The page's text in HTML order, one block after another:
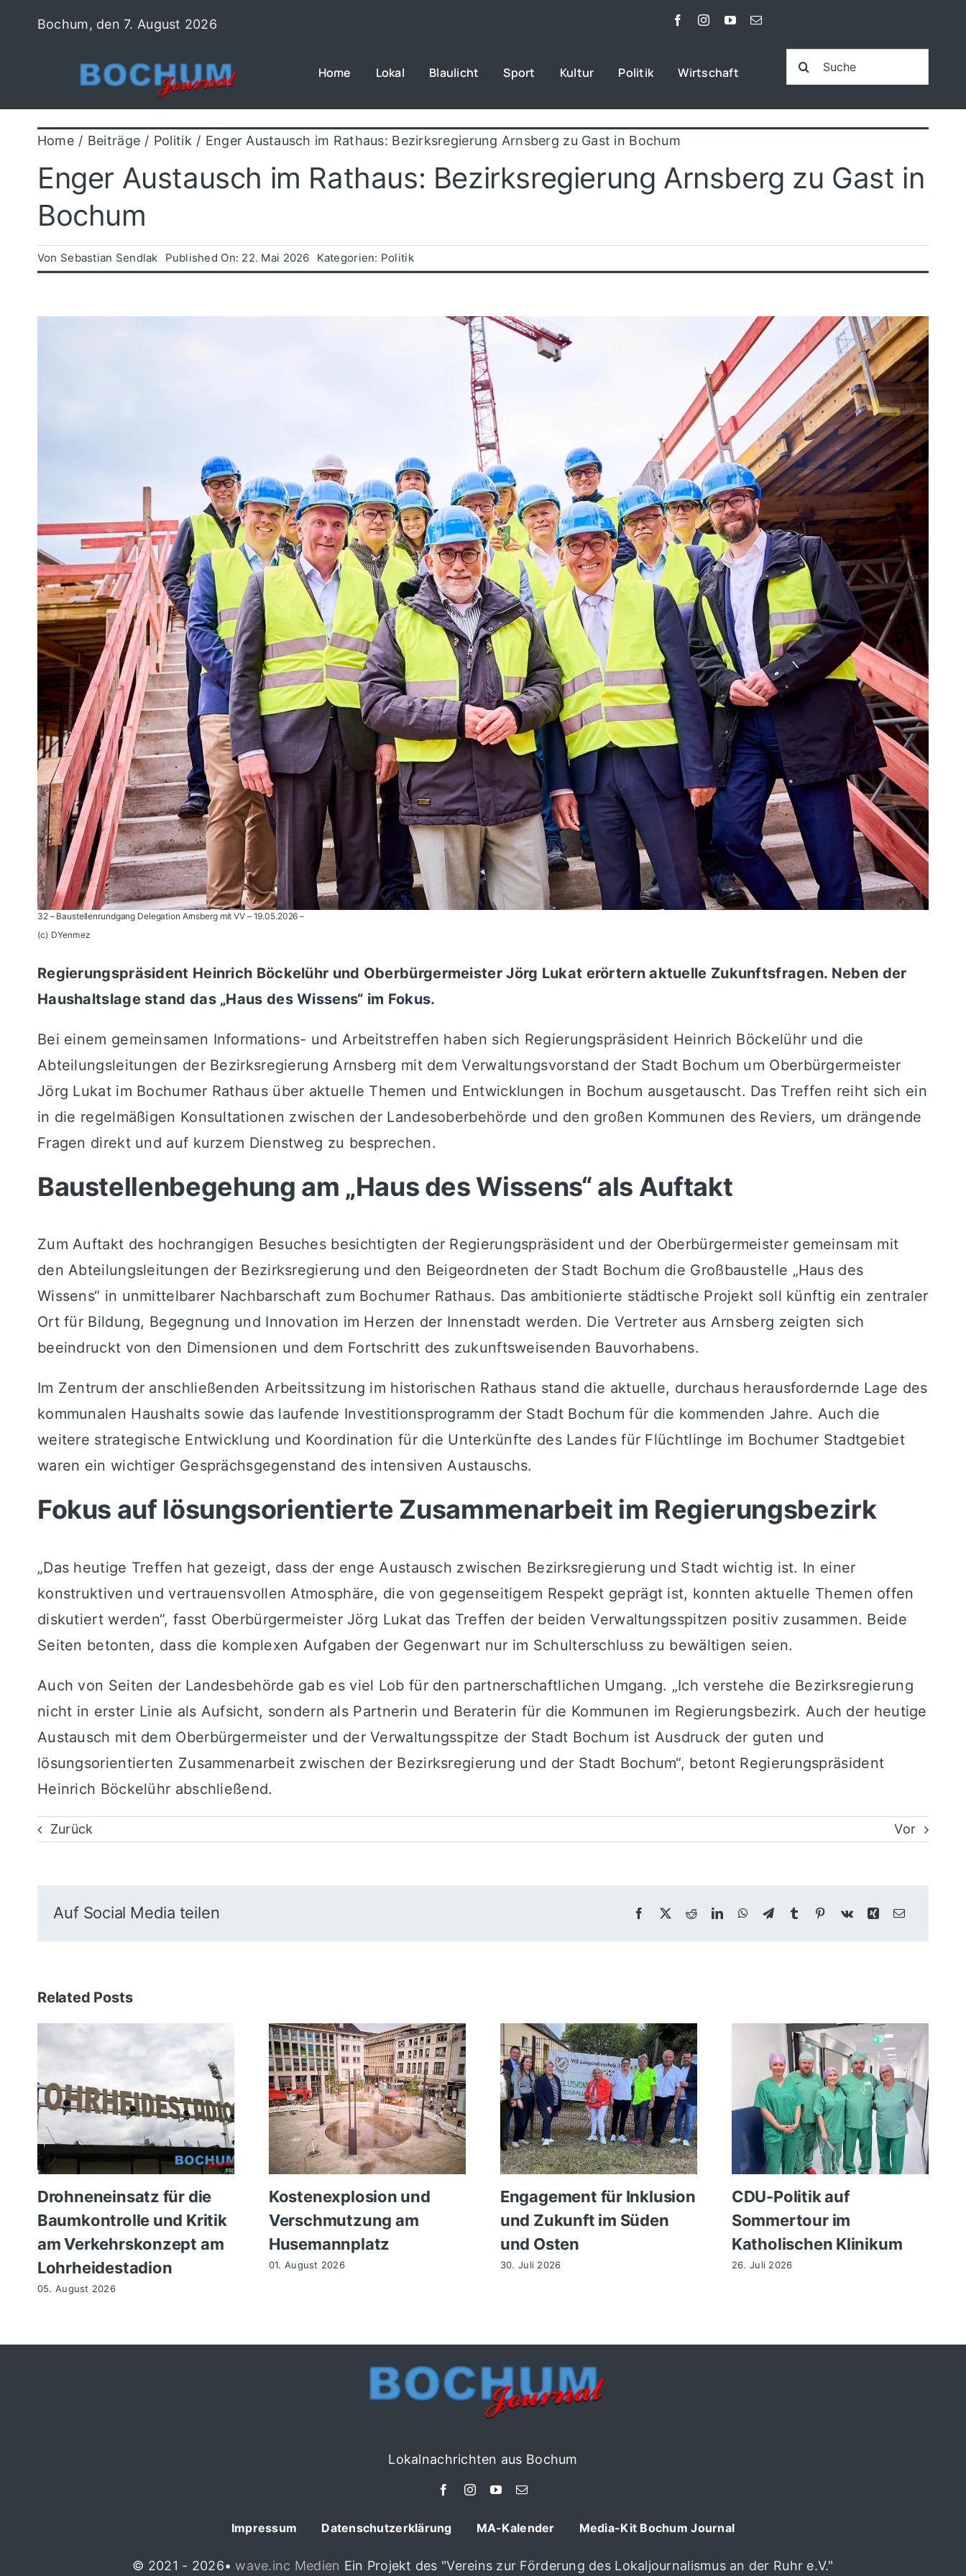
Bochum, den 7. August 2026
Home Lokal Blaulicht Sport Kultur Politik Wirtschaft
Suche
nach:
Home Beiträge Politik Enger Austausch im Rathaus: Bezirksregierung Arnsberg zu Gast in Bochum
Enger Austausch im Rathaus: Bezirksregierung Arnsberg zu Gast in
Bochum
Von Sebastian Sendlak Published On: 22. Mai 2026 Kategorien: Politik
32 – Baustellenrundgang Delegation Arnsberg mit VV – 19.05.2026 –
(c) DYenmez
Regierungspräsident Heinrich Böckelühr und Oberbürgermeister Jörg Lukat erörtern aktuelle Zukunftsfragen. Neben der
Haushaltslage stand das „Haus des Wissens“ im Fokus.
Bei einem gemeinsamen Informations- und Arbeitstreffen haben sich Regierungspräsident Heinrich Böckelühr und die
Abteilungsleitungen der Bezirksregierung Arnsberg mit dem Verwaltungsvorstand der Stadt Bochum um Oberbürgermeister
Jörg Lukat im Bochumer Rathaus über aktuelle Themen und Entwicklungen in Bochum ausgetauscht. Das Treffen reiht sich ein
in die regelmäßigen Konsultationen zwischen der Landesoberbehörde und den großen Kommunen des Reviers, um drängende
Fragen direkt und auf kurzem Dienstweg zu besprechen.
Baustellenbegehung am „Haus des Wissens“ als Auftakt
Zum Auftakt des hochrangigen Besuches besichtigten der Regierungspräsident und der Oberbürgermeister gemeinsam mit
den Abteilungsleitungen der Bezirksregierung und den Beigeordneten der Stadt Bochum die Großbaustelle „Haus des
Wissens“ in unmittelbarer Nachbarschaft zum Bochumer Rathaus. Das ambitionierte städtische Projekt soll künftig ein zentraler
Ort für Bildung, Begegnung und Innovation im Herzen der Innenstadt werden. Die Vertreter aus Arnsberg zeigten sich
beeindruckt von den Dimensionen und dem Fortschritt des zukunftsweisenden Bauvorhabens.
Im Zentrum der anschließenden Arbeitssitzung im historischen Rathaus stand die aktuelle, durchaus herausfordernde Lage des
kommunalen Haushalts sowie das laufende Investitionsprogramm der Stadt Bochum für die kommenden Jahre. Auch die
weitere strategische Entwicklung und Koordination für die Unterkünfte des Landes für Flüchtlinge im Bochumer Stadtgebiet
waren ein wichtiger Gesprächsgegenstand des intensiven Austauschs.
Fokus auf lösungsorientierte Zusammenarbeit im Regierungsbezirk
„Das heutige Treffen hat gezeigt, dass der enge Austausch zwischen Bezirksregierung und Stadt wichtig ist. In einer
konstruktiven und vertrauensvollen Atmosphäre, die von gegenseitigem Respekt geprägt ist, konnten aktuelle Themen offen
diskutiert werden“, fasst Oberbürgermeister Jörg Lukat das Treffen der beiden Verwaltungsspitzen positiv zusammen. Beide
Seiten betonten, dass die komplexen Aufgaben der Gegenwart nur im Schulterschluss zu bewältigen seien.
Auch von Seiten der Landesbehörde gab es viel Lob für den partnerschaftlichen Umgang. „Ich verstehe die Bezirksregierung
nicht in erster Linie als Aufsicht, sondern als Partnerin und Beraterin für die Kommunen im Regierungsbezirk. Auch der heutige
Austausch mit dem Oberbürgermeister und der Verwaltungsspitze der Stadt Bochum ist Ausdruck der guten und
lösungsorientierten Zusammenarbeit zwischen der Bezirksregierung und der Stadt Bochum“, betont Regierungspräsident
Heinrich Böckelühr abschließend.
Zurück Vor
Auf Social Media teilen
Related Posts
Drohneneinsatz für die
Baumkontrolle und Kritik
am Verkehrskonzept am
Lohrheidestadion
05. August 2026
Kostenexplosion und
Verschmutzung am
Husemannplatz
01. August 2026
Engagement für Inklusion
und Zukunft im Süden
und Osten
30. Juli 2026
CDU-Politik auf
Sommertour im
Katholischen Klinikum
26. Juli 2026
Lokalnachrichten aus Bochum
Impressum Datenschutzerklärung MA-Kalender Media-Kit Bochum Journal
© 2021 - 2026•wave.inc Medien Ein Projekt des "Vereins zur Förderung des Lokaljournalismus an der Ruhr e.V."